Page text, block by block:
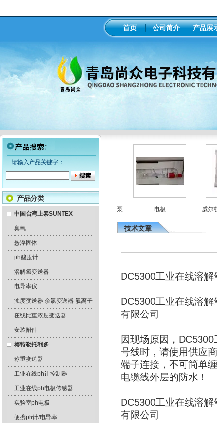
首页 公司简介 产品展
请输入产品关键字：
产品分类
中国台湾上泰SUNTEX
臭氧
悬浮固体
ph酸度计
溶解氧变送器
电导率仪
浊度变送器 余氯变送器 氟离子
在线比重浓度变送器
安装附件
梅特勒托利多
称重变送器
工业在线ph计控制器
工业在线ph电极传感器
实验室ph电极
便携ph计/电导率
械隔膜计量泵 意大利seko电磁隔膜计量泵 电极 威尔顿
技术文章
DC5300工业在线溶
DC5300工业在线溶
有限公司
因现场原因，
号线时，请使用供应
端子连接，不可简单
电缆线外层的防水！
DC5300工业在线溶
有限公司